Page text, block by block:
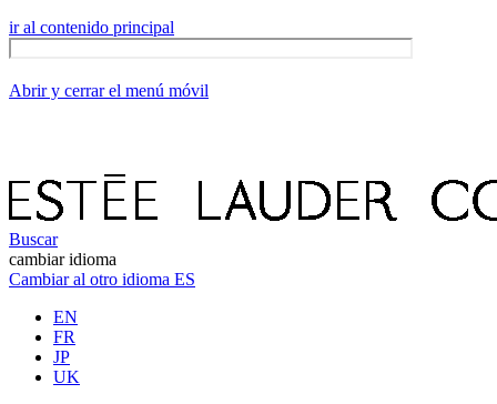
ir al contenido principal
Abrir y cerrar el menú móvil
Buscar
cambiar idioma
Cambiar al otro idioma ES
EN
FR
JP
UK